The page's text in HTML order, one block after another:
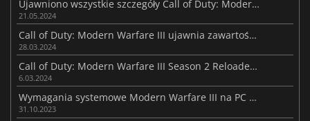
Ujawniono wszystkie szczegóły Call of Duty: Modern Warfare III Sezon 4
21.05.2024
Call of Duty: Modern Warfare III ujawnia zawartość nadchodzącą w Sezonie 3
28.03.2024
Call of Duty: Modern Warfare III Season 2 Reloaded jest już dostępny dla graczy
6.03.2024
Wymagania systemowe Modern Warfare III na PC ujawnione
31.10.2023